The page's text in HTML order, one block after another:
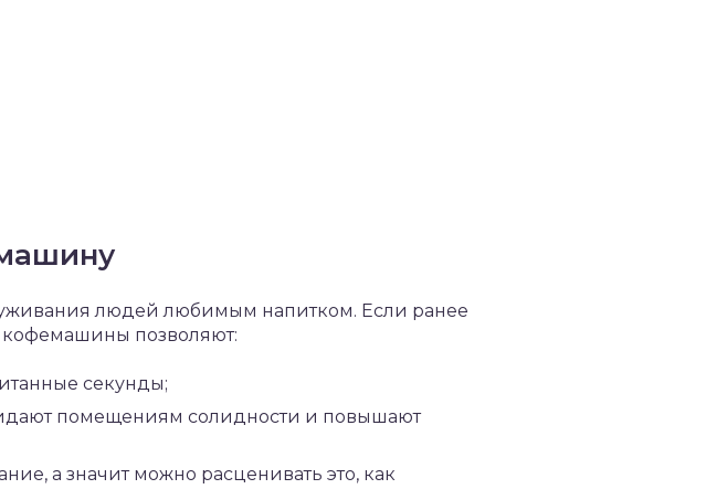
людей любимым напитком. Если ранее
кофемашины позволяют:
секунды;
помещениям солидности и повышают
а значит можно расценивать это, как